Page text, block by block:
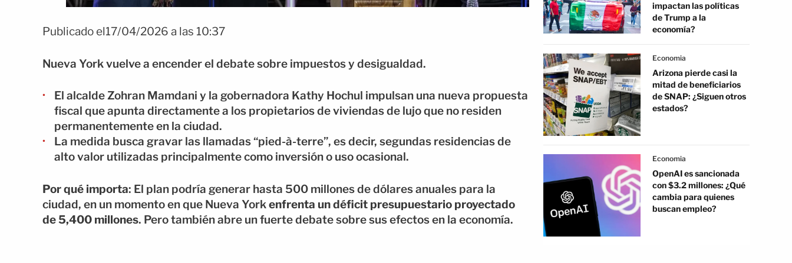
Publicado el17/04/2026 a las 10:37
Nueva York vuelve a encender el debate sobre impuestos y desigualdad.
El alcalde Zohran Mamdani y la gobernadora Kathy Hochul impulsan una nueva propuesta
fiscal que apunta directamente a los propietarios de viviendas de lujo que no residen
permanentemente en la ciudad.
La medida busca gravar las llamadas “pied-à-terre”, es decir, segundas residencias de
alto valor utilizadas principalmente como inversión o uso ocasional.
Por qué importa: El plan podría generar hasta 500 millones de dólares anuales para la
ciudad, en un momento en que Nueva Yorkenfrenta un déficit presupuestario proyectado
de 5,400 millones. Pero también abre un fuerte debate sobre sus efectos en la economía.
impactan las políticas
de Trump a la
economía?
Economia
Arizona pierde casi la
mitad de beneficiarios
de SNAP: ¿Siguen otros
estados?
Economia
OpenAI es sancionada
con $3.2 millones: ¿Qué
cambia para quienes
buscan empleo?